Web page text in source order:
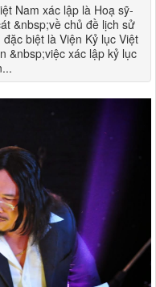
Nam xác lập là Hoạ sỹ-
&nbsp;về chủ đề lịch sử
biệt là Viện Kỷ lục Việt
&nbsp;việc xác lập kỷ lục